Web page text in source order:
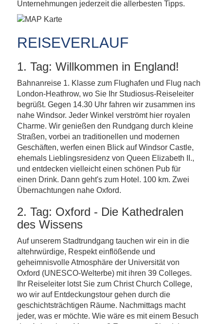
Unternehmungen jederzeit die allerbesten Tipps.
REISEVERLAUF
1. Tag: Willkommen in England!
Bahnanreise 1. Klasse zum Flughafen und Flug nach
London-Heathrow, wo Sie Ihr Studiosus-Reiseleiter
begrüßt. Gegen 14.30 Uhr fahren wir zusammen ins
nahe Windsor. Jeder Winkel verströmt hier royalen
Charme. Wir genießen den Rundgang durch kleine
Straßen, vorbei an traditionellen und modernen
Geschäften, werfen einen Blick auf Windsor Castle,
ehemals Lieblingsresidenz von Queen Elizabeth II.,
und entdecken vielleicht einen schönen Pub für
einen Drink. Dann geht's zum Hotel. 100 km. Zwei
Übernachtungen nahe Oxford.
2. Tag: Oxford - Die Kathedralen
des Wissens
Auf unserem Stadtrundgang tauchen wir ein in die
altehrwürdige, Respekt einflößende und
geheimnisvolle Atmosphäre der Universität von
Oxford (UNESCO-Welterbe) mit ihren 39 Colleges.
Ihr Reiseleiter lotst Sie zum Christ Church College,
wo wir auf Entdeckungstour gehen durch die
geschichtsträchtigen Räume. Nachmittags macht
jeder, was er möchte. Wie wäre es mit einem Besuch